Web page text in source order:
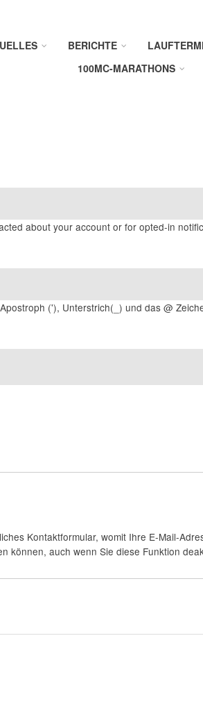
BERICHTE
100MC-MARATHONS
about your account or for opted-in
('), Unterstrich(_) und das @
Kontaktformular, womit Ihre E-Mail-
können, auch wenn Sie diese Funktion